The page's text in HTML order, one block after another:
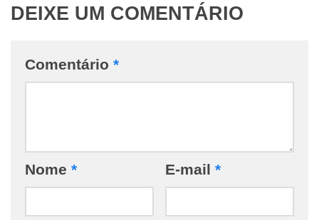
DEIXE UM COMENTÁRIO
Comentário *
Nome * E-mail *